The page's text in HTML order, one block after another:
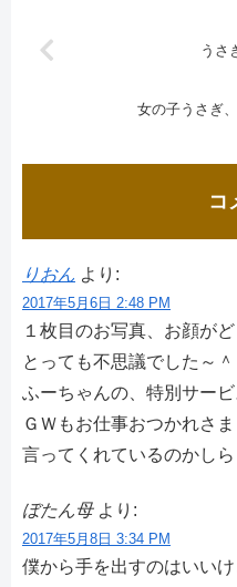
うさ
女の子うさぎ
コ
りおん より:
2017年5月6日 2:48 PM
１枚目のお写真、お顔が
とっても不思議でした～＾
ふーちゃんの、特別サー
ＧＷもお仕事おつかれさ
言ってくれているのかしら
ぼたん母 より:
2017年5月8日 3:34 PM
僕から手を出すのはいい